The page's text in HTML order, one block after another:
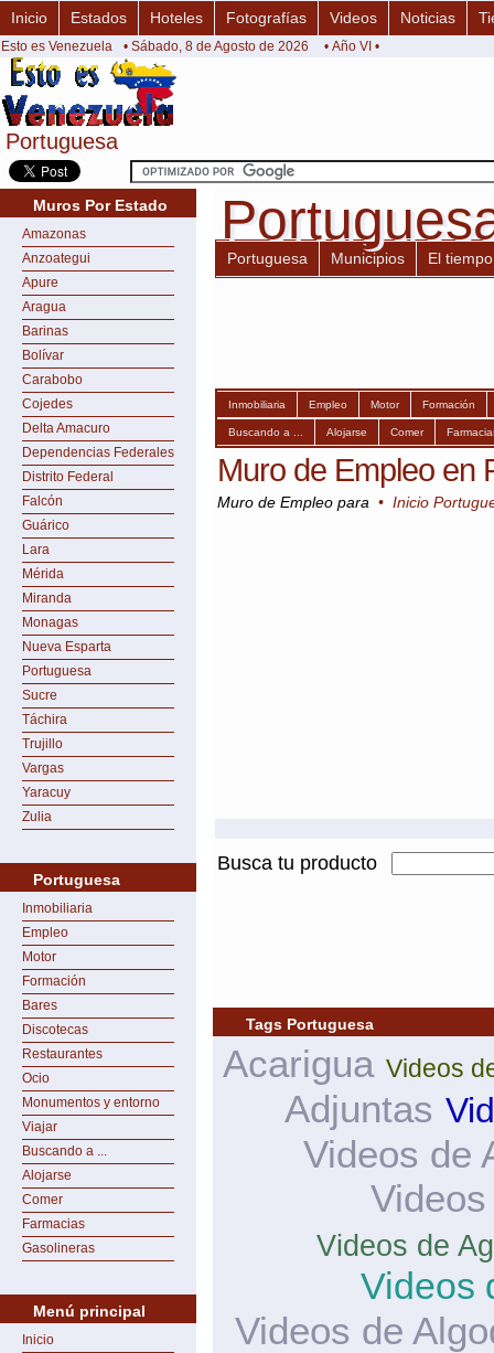
Portuguesa
Portuguesa
Inicio Estados Hoteles Fotografías Videos Noticias
Esto es Venezuela • Sábado, 8 de Agosto de 2026 • Año VI •
Muros Por Estado
Amazonas
Anzoategui
Apure
Aragua
Barinas
Bolívar
Carabobo
Cojedes
Delta Amacuro
Dependencias Federales
Distrito Federal
Falcón
Guárico
Lara
Mérida
Miranda
Monagas
Nueva Esparta
Portuguesa
Sucre
Táchira
Trujillo
Vargas
Yaracuy
Zulia
Portuguesa
Inmobiliaria
Empleo
Motor
Formación
Bares
Discotecas
Restaurantes
Ocio
Monumentos y entorno
Viajar
Buscando a ...
Alojarse
Comer
Farmacias
Gasolineras
Menú principal
Inicio
Portuguesa Municipios El tiempo
Inmobiliaria Empleo Motor Formación
Buscando a ... Alojarse Comer
Muro de Empleo en
Muro de Empleo para • Inicio
Busca tu producto
Tags Portuguesa
Acarigua Videos
Adjuntas
Videos de
Videos de
Videos
Videos de